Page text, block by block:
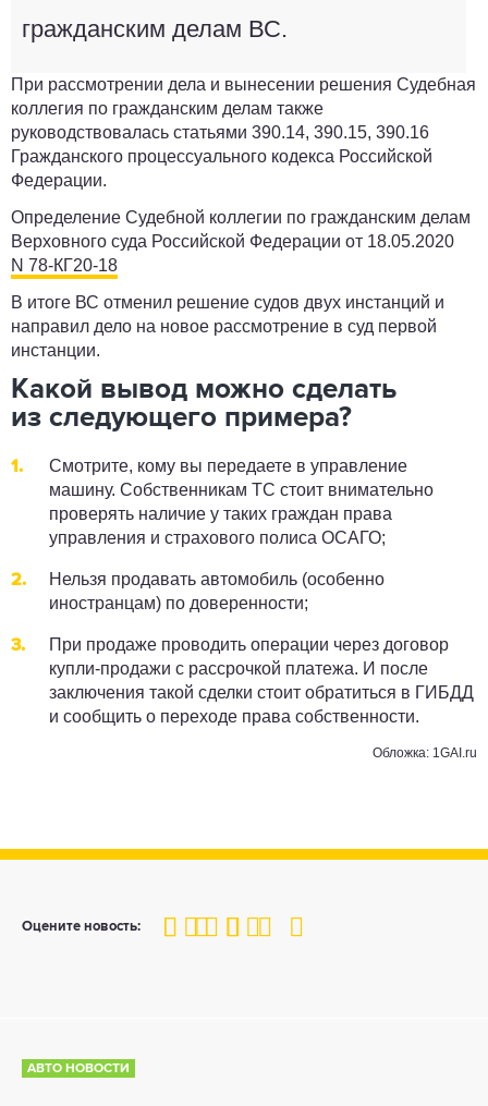
гражданским делам ВС.
При рассмотрении дела и вынесении решения Судебная
коллегия по гражданским делам также
руководствовалась статьями 390.14, 390.15, 390.16
Гражданского процессуального кодекса Российской
Федерации.
Определение Судебной коллегии по гражданским делам
Верховного суда Российской Федерации от 18.05.2020
N 78-КГ20-18
В итоге ВС отменил решение судов двух инстанций и
направил дело на новое рассмотрение в суд первой
инстанции.
Какой вывод можно сделать
из следующего примера?
Смотрите, кому вы передаете в управление
машину. Собственникам ТС стоит внимательно
проверять наличие у таких граждан права
управления и страхового полиса ОСАГО;
Нельзя продавать автомобиль (особенно
иностранцам) по доверенности;
При продаже проводить операции через договор
купли-продажи с рассрочкой платежа. И после
заключения такой сделки стоит обратиться в ГИБДД
и сообщить о переходе права собственности.
Обложка: 1GAI.ru
Оцените новость:
100
1 2 3 4 5
АВТО НОВОСТИ